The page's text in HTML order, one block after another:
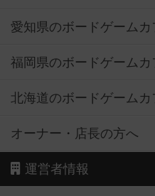
愛知県のボードゲームカ
福岡県のボードゲームカ
北海道のボードゲームカ
オーナー・店長の方へ
運営者情報